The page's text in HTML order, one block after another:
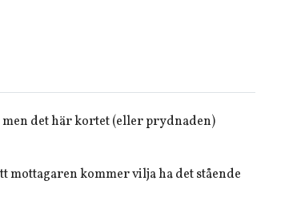
det här kortet (eller prydnaden)
mottagaren kommer vilja ha det stående